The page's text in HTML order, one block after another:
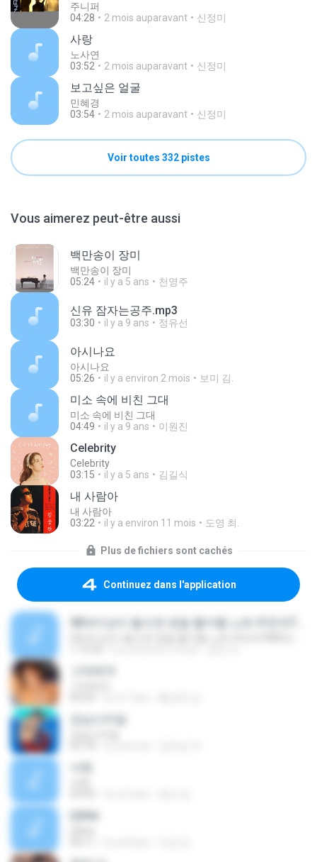
주니퍼
04:28
2 mois auparavant 신정미
사랑
노사연
03:52
2 mois auparavant 신정미
보고싶은 얼굴
민혜경
03:54
2 mois auparavant 신정미
Voir toutes 332 pistes
Vous aimerez peut-être aussi
백만송이 장미
백만송이 장미
05:24
il y a 5 ans 천영주
신유 잠자는공주.mp3
03:30 il y a 9 ans 정유선
아시나요
아시나요
05:26
il y a environ 2 mois 보미 김.
미소 속에 비친 그대
미소 속에 비친 그대
04:49
il y a 9 ans 이원진
Celebrity
Celebrity
03:15
il y a 5 ans 김길식
내 사람아
내 사람아
03:22
il y a environ 11 mois 도영 최.
Plus de fichiers sont cachés
Continuez dans l'application
Çâ¼ö